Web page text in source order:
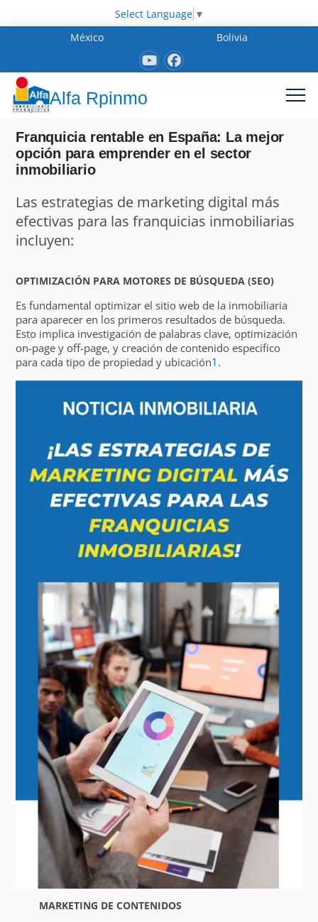
Select Language ▼
México
Bolivia
Alfa Rpinmo
Franquicia rentable en España: La mejor
opción para emprender en el sector
inmobiliario
Las estrategias de marketing digital más
efectivas para las franquicias inmobiliarias
incluyen:
OPTIMIZACIÓN PARA MOTORES DE BÚSQUEDA (SEO)
Es fundamental optimizar el sitio web de la inmobiliaria
para aparecer en los primeros resultados de búsqueda.
Esto implica investigación de palabras clave, optimización
on-page y off-page, y creación de contenido específico
para cada tipo de propiedad y ubicación1 .
MARKETING DE CONTENIDOS